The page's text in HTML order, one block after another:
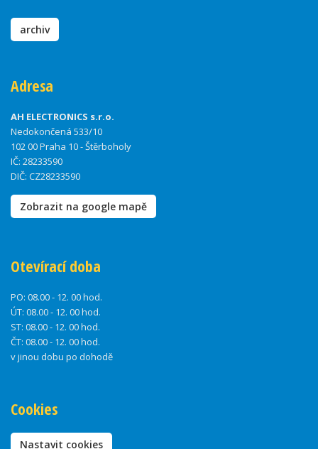
archiv
Adresa
AH ELECTRONICS s.r.o.
Nedokončená 533/10
102 00 Praha 10 - Štěrboholy
IČ: 28233590
DIČ: CZ28233590
Zobrazit na google mapě
Otevírací doba
PO: 08.00 - 12. 00 hod.
ÚT: 08.00 - 12. 00 hod.
ST: 08.00 - 12. 00 hod.
ČT: 08.00 - 12. 00 hod.
v jinou dobu po dohodě
Cookies
Nastavit cookies